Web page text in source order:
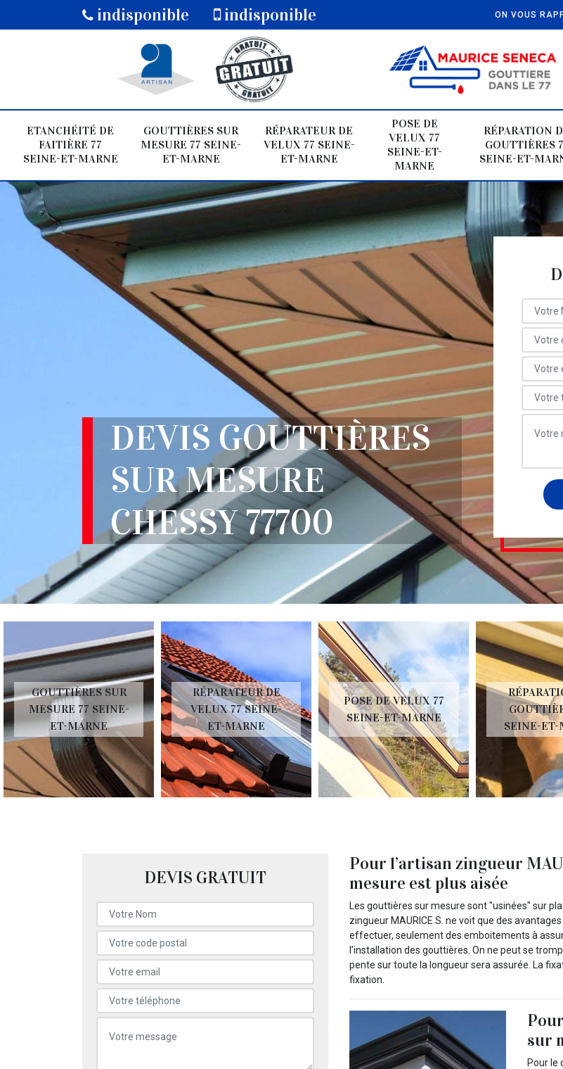
indisponible indisponible ON VOUS
ETANCHÉITÉ DE
FAITIÈRE 77
SEINE-ET-MARNE
GOUTTIÈRES SUR
MESURE 77 SEINE-
ET-MARNE
RÉPARATEUR DE
VELUX 77 SEINE-
ET-MARNE
POSE DE
VELUX 77
SEINE-ET-
MARNE
RÉPARATION
GOUTTIÈRES
SEINE-ET-
DEVIS GOUTTIÈRES
SUR MESURE
CHESSY 77700
GOUTTIÈRES SUR
MESURE 77 SEINE-
ET-MARNE
RÉPARATEUR DE
VELUX 77 SEINE-
ET-MARNE
POSE DE VELUX 77
SEINE-ET-MARNE
SEINE-ET-
DEVIS GRATUIT
Pour l’artisan zingueur
mesure est plus aisée
Les gouttières sur mesure sont "usinées" sur
zingueur MAURICE S. ne voit que des
effectuer, seulement des emboitements à
l’installation des gouttières. On ne peut se
pente sur toute la longueur sera assurée. La
fixation.
sur
Pour le